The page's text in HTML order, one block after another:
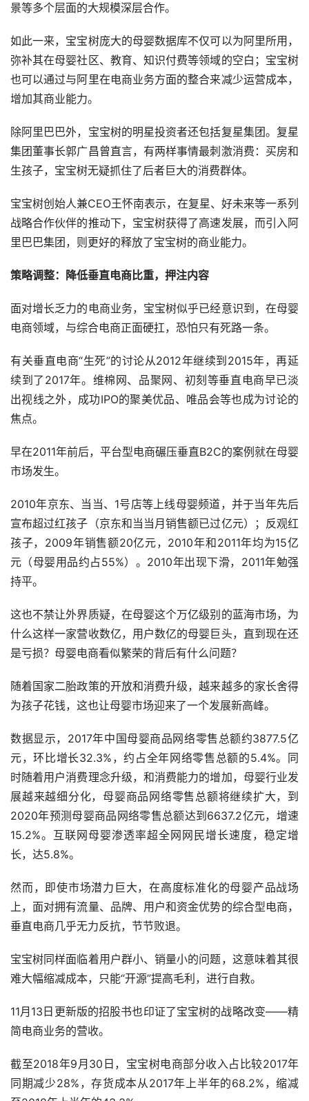
景等多个层面的大规模深层合作。
如此一来，宝宝树庞大的母婴数据库不仅可以为阿里所用，
弥补其在母婴社区、教育、知识付费等领域的空白；宝宝树
也可以通过与阿里在电商业务方面的整合来减少运营成本，
增加其商业能力。
除阿里巴巴外，宝宝树的明星投资者还包括复星集团。复星
集团董事长郭广昌曾直言，有两样事情最刺激消费：买房和
生孩子，宝宝树无疑抓住了后者巨大的消费群体。
宝宝树创始人兼CEO王怀南表示，在复星、好未来等一系列
战略合作伙伴的推动下，宝宝树获得了高速发展，而引入阿
里巴巴集团，则更好的释放了宝宝树的商业能力。
策略调整：降低垂直电商比重，押注内容
面对增长乏力的电商业务，宝宝树似乎已经意识到，在母婴
电商领域，与综合电商正面硬扛，恐怕只有死路一条。
有关垂直电商“生死”的讨论从2012年继续到2015年，再延
续到了2017年。维棉网、品聚网、初刻等垂直电商早已淡
出视线之外，成功IPO的聚美优品、唯品会等也成为讨论的
焦点。
早在2011年前后，平台型电商碾压垂直B2C的案例就在母婴
市场发生。
2010年京东、当当、1号店等上线母婴频道，并于当年先后
宣布超过红孩子（京东和当当月销售额已过亿元）；反观红
孩子，2009年销售额20亿元，2010年和2011年均为15亿
元（母婴用品约占55%）。2010年出现下滑，2011年勉强
持平。
这也不禁让外界质疑，在母婴这个万亿级别的蓝海市场，为
什么这样一家营收数亿，用户数亿的母婴巨头，直到现在还
是亏损？母婴电商看似繁荣的背后有什么问题？
随着国家二胎政策的开放和消费升级，越来越多的家长舍得
为孩子花钱，这也让母婴市场迎来了一个发展新高峰。
数据显示，2017年中国母婴商品网络零售总额约3877.5亿
元，环比增长32.3%，约占全年网络零售总额的5.4%。同
时随着用户消费理念升级，和消费能力的增加，母婴行业发
展越来越细分化，母婴商品网络零售总额将继续扩大，到
2020年预测母婴商品网络零售总额达到6637.2亿元，增速
15.2%。互联网母婴渗透率超全网网民增长速度，稳定增
长，达5.8%。
然而，即使市场潜力巨大，在高度标准化的母婴产品战场
上，面对拥有流量、品牌、用户和资金优势的综合型电商，
垂直电商几乎无力反抗，节节败退。
宝宝树同样面临着用户群小、销量小的问题，这意味着其很
难大幅缩减成本，只能“开源”提高毛利，进行自救。
11月13日更新版的招股书也印证了宝宝树的战略改变——精
简电商业务的营收。
截至2018年9月30日，宝宝树电商部分收入占比较2017年
同期减少28%，存货成本从2017年上半年的68.2%，缩减